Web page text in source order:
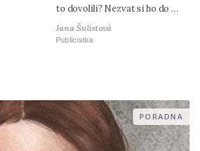
to dovolili? Nezvat si ho do …
Jana Šulistová
Publicistka
PORADNA